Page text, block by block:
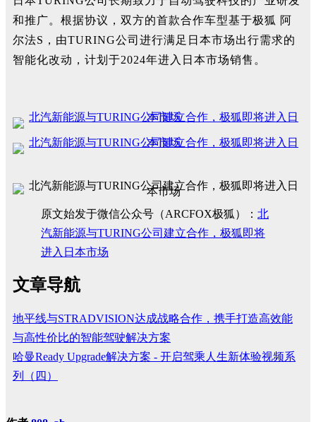
和推广。根据协议，双方的首款合作车型基于极狐 阿
尔法S，由TURING公司进行满足日本市场出行需求的
智能化改动，计划于2024年进入日本市场销售。
原文始发于微信公众号（ARCFOX极狐）： 北
汽新能源与TURING公司建立合作，极狐即将
进入日本市场
文章导航
地平线与STRADVISION达成战略合作，携手打造高效能
与高性价比的智能驾驶解决方案
哈曼Ready Upgrade解决方案 - 开启驾乘人生新体验视频系
列（四）